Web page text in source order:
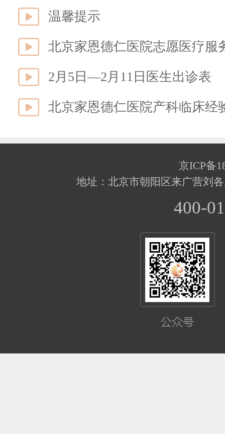
温馨提示
北京家恩德仁医院志愿医疗服
2月5日—2月11日医生出诊表
北京家恩德仁医院产科临床
京ICP备
地址：北京市朝阳区来广营刘
400-